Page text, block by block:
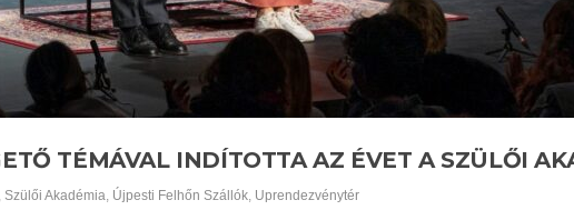
TÉMÁVAL INDÍTOTTA AZ ÉVET A SZÜLŐI
, Szülői Akadémia, Újpesti Felhőn Szállók, Uprendezvénytér